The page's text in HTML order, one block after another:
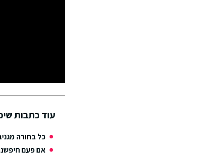
עוד כתבות
כל בחורה
אם פעם